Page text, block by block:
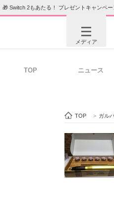
🎁 Switch 2もあたる！ プレゼントキャンペー
メディア
ビジネス
ITエンジ
TOP ニュース
TOP > ガル